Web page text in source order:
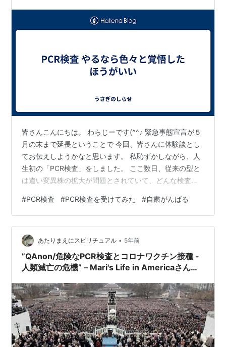
皆さんこんにちは。 わらじーです(^^♪ 緊急事態宣言が５
月の末まで延長ということで 今回、皆さんに体験談とし
てお伝えしようかなと思います。 私恥ずかしながら、人
生初の「PCR検査」をしました。 ここ数日、従来の型と
は違い変異株の拡大が問題とされていて、どんな検査な
PCR検査までの流れ 受けた感想 SNSやってます(^^♪ 私は
GW中は公共交通機関ということで、休むことなく働いて
いました。 ここ2週間くらいは、各地で変異種が流行と
いうことで、大人しくしていようと思い仕事以外は家に
引きこもって映画を見たり、アニメを見たりなどして時
間を潰していまし…
#PCR検査 #PCR検査を受けてみた #自粛がんばる
あたりまえにスピリチュアル • 5年前
”QAnon/危険なPCR検査とコロナワクチン接種 -
人類滅亡の危機”－Mari's Life in Americaさんの